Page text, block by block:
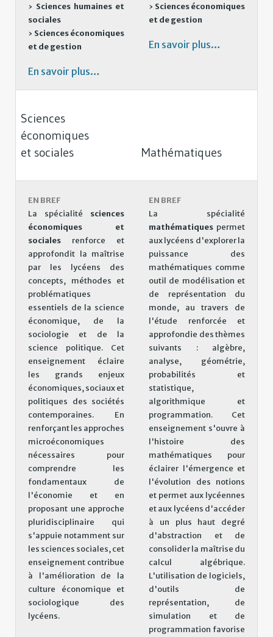
› Sciences humaines et
sociales
› Sciences économiques
et de gestion
En savoir plus…
› Sciences économiques
et de gestion
En savoir plus…
Sciences
économiques
et sociales
Mathématiques
EN BREF
La spécialité sciences
économiques et
sociales renforce et
approfondit la maîtrise
par les lycéens des
concepts, méthodes et
problématiques
essentiels de la science
économique, de la
sociologie et de la
science politique. Cet
enseignement éclaire
les grands enjeux
économiques, sociaux et
politiques des sociétés
contemporaines. En
renforçant les approches
microéconomiques
nécessaires pour
comprendre les
fondamentaux de
l'économie et en
proposant une approche
pluridisciplinaire qui
s'appuie notamment sur
les sciences sociales, cet
enseignement contribue
à l'amélioration de la
culture économique et
sociologique des
lycéens.
EN BREF
La spécialité
mathématiques permet
aux lycéens d'explorer la
puissance des
mathématiques comme
outil de modélisation et
de représentation du
monde, au travers de
l'étude renforcée et
approfondie des thèmes
suivants : algèbre,
analyse, géométrie,
probabilités et
statistique,
algorithmique et
programmation. Cet
enseignement s'ouvre à
l'histoire des
mathématiques pour
éclairer l'émergence et
l'évolution des notions
et permet aux lycéennes
et aux lycéens d'accéder
à un plus haut degré
d'abstraction et de
consolider la maîtrise du
calcul algébrique.
L'utilisation de logiciels,
d'outils de
représentation, de
simulation et de
programmation favorise